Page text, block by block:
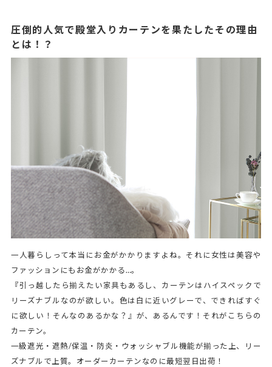
圧倒的人気で殿堂入りカーテンを果たしたその理由
とは！？
一人暮らしって本当にお金がかかりますよね。それに女性は美容や
ファッションにもお金がかかる…。
『引っ越したら揃えたい家具もあるし、カーテンはハイスペックで
リーズナブルなのが欲しい。色は白に近いグレーで、できればすぐ
に欲しい！そんなのあるかな？』が、あるんです！それがこちらの
カーテン。
一級遮光・遮熱/保温・防炎・ウォッシャブル機能が揃った上、リー
ズナブルで上質。オーダーカーテンなのに最短翌日出荷！